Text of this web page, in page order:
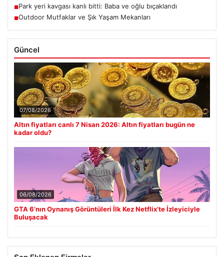
■Park yeri kavgası kanlı bitti: Baba ve oğlu bıçaklandı
■Outdoor Mutfaklar ve Şık Yaşam Mekanları
Güncel
07/08/2026
Altın fiyatları canlı 7 Nisan 2026: Altın fiyatları bugün ne
kadar oldu?
06/08/2026
GTA 6’nın Oynanış Görüntüleri İlk Kez Netflix’te İzleyiciyle
Buluşacak